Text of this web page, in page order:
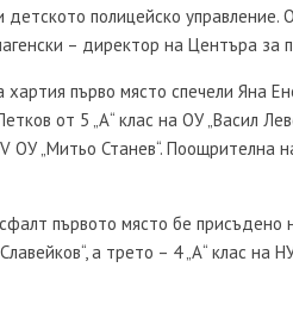
полицейско
– директор на Центъра за
първо място спечели Яна
от 5 „А“ клас на ОУ „Васил
V ОУ „Митьо Станев“. Поощрителна
първото място бе присъдено
а трето – 4 „А“ клас